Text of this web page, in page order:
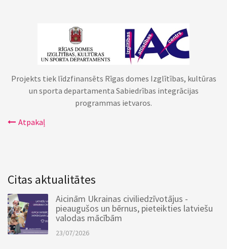
Projekts tiek līdzfinansēts Rīgas domes Izglītības, kultūras
un sporta departamenta Sabiedrības integrācijas
programmas ietvaros.
Atpakaļ
Citas aktualitātes
Aicinām Ukrainas civiliedzīvotājus -
pieaugušos un bērnus, pieteikties latviešu
valodas mācībām
23/07/2026